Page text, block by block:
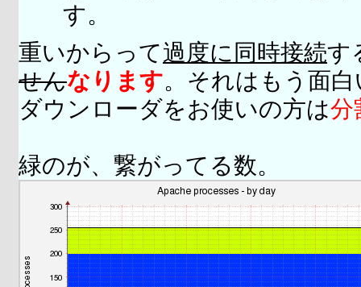
す。
重いからって過度に同時接続す
せんなります。それはもう面
ダウンローダをお使いの方は分
緑のが、繋がってる数。